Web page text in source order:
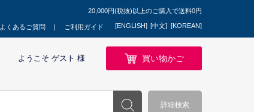
20,000円(税抜)以上のご購入で送料0円
よくあるご質問 ご利用ガイド [ENGLISH] [中文] [KOREAN]
ようこそ ゲスト 様 買い物かご
詳細検索